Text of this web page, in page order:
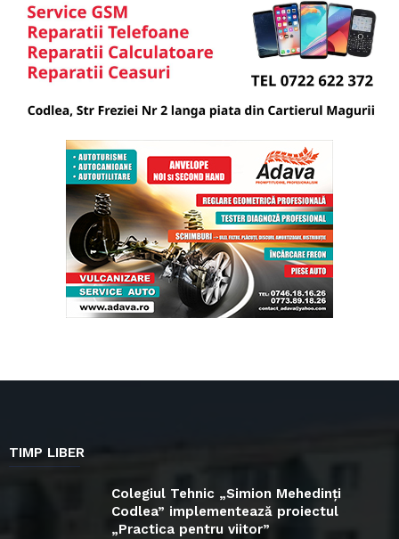
TIMP LIBER
Colegiul Tehnic „Simion Mehedinți
Codlea” implementează proiectul
„Practica pentru viitor”